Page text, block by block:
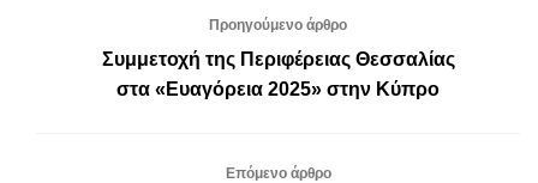
Προηγούμενο άρθρο
Συμμετοχή της Περιφέρειας Θεσσαλίας
στα «Ευαγόρεια 2025» στην Κύπρο
Επόμενο άρθρο